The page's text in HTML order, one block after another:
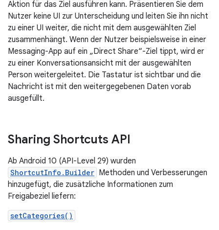
Aktion für das Ziel ausführen kann. Präsentieren Sie dem
Nutzer keine UI zur Unterscheidung und leiten Sie ihn nicht
zu einer UI weiter, die nicht mit dem ausgewählten Ziel
zusammenhängt. Wenn der Nutzer beispielsweise in einer
Messaging-App auf ein „Direct Share“-Ziel tippt, wird er
zu einer Konversationsansicht mit der ausgewählten
Person weitergeleitet. Die Tastatur ist sichtbar und die
Nachricht ist mit den weitergegebenen Daten vorab
ausgefüllt.
Sharing Shortcuts API
Ab Android 10 (API-Level 29) wurden
ShortcutInfo.Builder Methoden und Verbesserungen
hinzugefügt, die zusätzliche Informationen zum
Freigabeziel liefern:
setCategories()